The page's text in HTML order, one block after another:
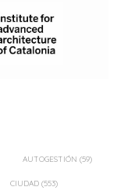
AUTOGESTIÓN (59)
CIUDAD (553)